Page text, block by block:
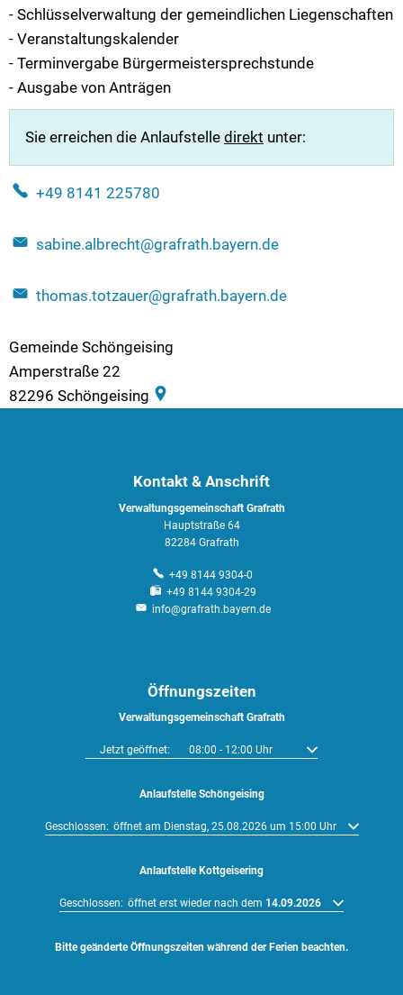
- Schlüsselverwaltung der gemeindlichen Liegenschaften
- Veranstaltungskalender
- Terminvergabe Bürgermeistersprechstunde
- Ausgabe von Anträgen
Sie erreichen die Anlaufstelle direkt unter:
+49 8141 225780
sabine.albrecht@grafrath.bayern.de
thomas.totzauer@grafrath.bayern.de
Gemeinde Schöngeising
Amperstraße 22
82296 Schöngeising
Kontakt & Anschrift
Verwaltungsgemeinschaft Grafrath
Hauptstraße 64
82284 Grafrath
+49 8144 9304-0
+49 8144 9304-29
info@grafrath.bayern.de
Öffnungszeiten
Verwaltungsgemeinschaft Grafrath
Klicken, um weitere Öffnungs- oder Schließzeiten auszublenden
Jetzt geöffnet: 08:00 - 12:00 Uhr Von 08:00 bis 12:00
Anlaufstelle Schöngeising
Klicken, um weitere Öffnungs- oder Schließzeiten auszublenden
Geschlossen: öffnet am Dienstag, 25.08.2026 um 15:00 Uhr
Anlaufstelle Kottgeisering
Klicken, um weitere Öffnungs- oder Schließzeiten auszublenden
Geschlossen: öffnet erst wieder nach dem 14.09.2026
Bitte geänderte Öffnungszeiten während der Ferien beachten.